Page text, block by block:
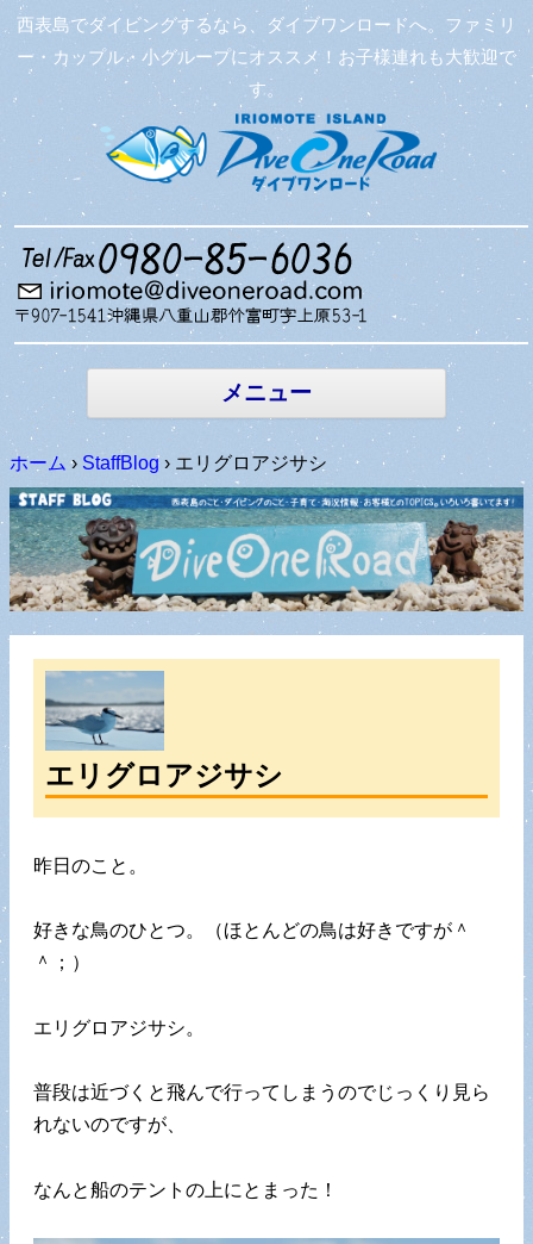
西表島でダイビングするなら、ダイブワンロードへ。ファミリ
ー・カップル・小グループにオススメ！お子様連れも大歓迎で
す。
メニュー
コンテン
ホーム › StaffBlog › エリグロアジサシ
エリグロアジサシ
昨日のこと。
好きな鳥のひとつ。（ほとんどの鳥は好きですが＾
＾；）
エリグロアジサシ。
普段は近づくと飛んで行ってしまうのでじっくり見ら
れないのですが、
なんと船のテントの上にとまった！